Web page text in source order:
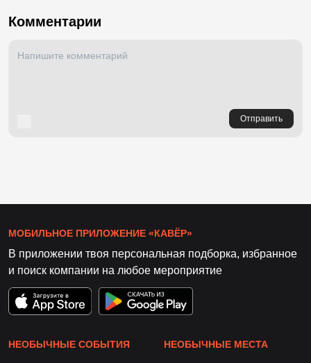
Комментарии
Отправить
МОБИЛЬНОЕ ПРИЛОЖЕНИЕ «КАВЁР»
В приложении твоя персональная подборка, избранное
и поиск компании на любое мероприятие
НЕОБЫЧНЫЕ СОБЫТИЯ НЕОБЫЧНЫЕ МЕСТА